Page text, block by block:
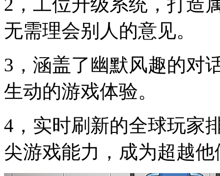
2，工位升级系统，打造
无需理会别人的意见。
3，涵盖了幽默风趣的对
生动的游戏体验。
4，实时刷新的全球玩家
尖游戏能力，成为超越